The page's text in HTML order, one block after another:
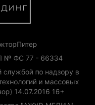
№ ФС 77 - 66334
службой по надзору в
и массовых
14.07.2016 16+